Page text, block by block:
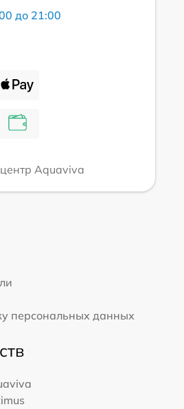
до 21:00
Aquaviva
персональных данных